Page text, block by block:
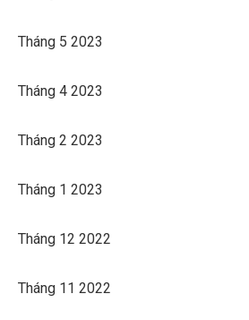
Tháng 5 2023
Tháng 4 2023
Tháng 2 2023
Tháng 1 2023
Tháng 12 2022
Tháng 11 2022